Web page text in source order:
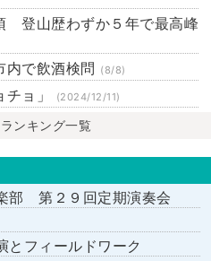
登山歴わずか５年で最高峰
で飲酒検問 (8/8)
ョ」 (2024/12/11)
ンキング一覧
部 第２９回定期演奏会
とフィールドワーク